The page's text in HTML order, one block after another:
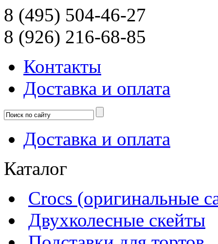
8 (495) 504-46-27
8 (926) 216-68-85
Контакты
Доcтавка и оплата
Доcтавка и оплата
Каталог
Crocs (оригинальные
Двухколесные скейты